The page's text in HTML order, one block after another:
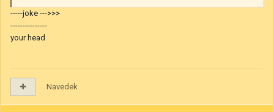
-----joke --->>>
---------------
your head
Navedek